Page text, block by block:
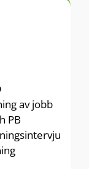
av jobb
PB